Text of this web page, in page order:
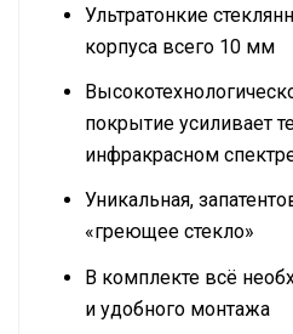
Ультратонкие
корпуса всего 10 мм
покрытие усиливает
инфракрасном
Уникальная,
«греющее стекло»
В комплекте всё
и удобного монтажа